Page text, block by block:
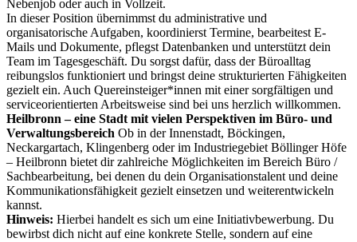
Nebenjob oder auch in Vollzeit.
In dieser Position übernimmst du administrative und
organisatorische Aufgaben, koordinierst Termine, bearbeitest E-
Mails und Dokumente, pflegst Datenbanken und unterstützt dein
Team im Tagesgeschäft. Du sorgst dafür, dass der Büroalltag
reibungslos funktioniert und bringst deine strukturierten Fähigkeiten
gezielt ein. Auch Quereinsteiger*innen mit einer sorgfältigen und
serviceorientierten Arbeitsweise sind bei uns herzlich willkommen.
Heilbronn – eine Stadt mit vielen Perspektiven im Büro- und
Verwaltungsbereich Ob in der Innenstadt, Böckingen,
Neckargartach, Klingenberg oder im Industriegebiet Böllinger Höfe
– Heilbronn bietet dir zahlreiche Möglichkeiten im Bereich Büro /
Sachbearbeitung, bei denen du dein Organisationstalent und deine
Kommunikationsfähigkeit gezielt einsetzen und weiterentwickeln
kannst.
Hinweis: Hierbei handelt es sich um eine Initiativbewerbung. Du
bewirbst dich nicht auf eine konkrete Stelle, sondern auf eine